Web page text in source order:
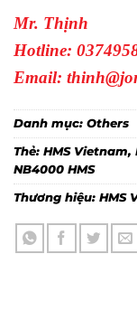
Mr. Thịnh
Hotline:
Email:
Danh mục: Others
Thẻ: HMS Vietnam,
NB4000 HMS
Thương hiệu: HMS